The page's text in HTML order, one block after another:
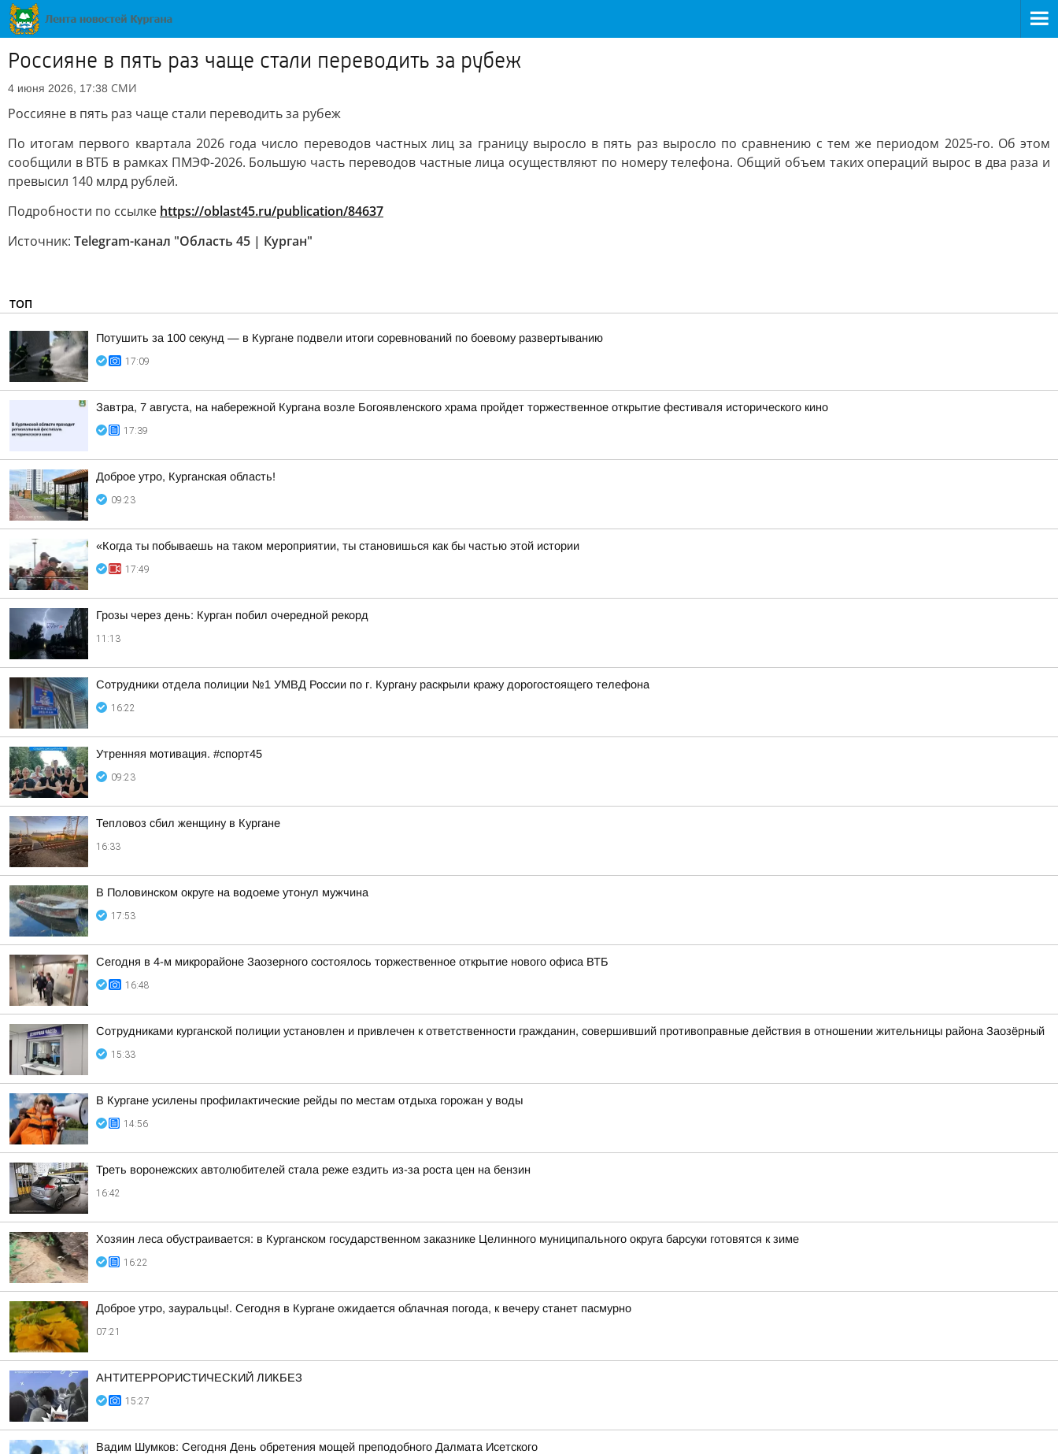
Россияне в пять раз чаще стали переводить за рубеж
4 июня 2026, 17:38 СМИ
Россияне в пять раз чаще стали переводить за рубеж
По итогам первого квартала 2026 года число переводов частных лиц за границу выросло в пять раз выросло по сравнению с тем же периодом 2025-го. Об этом
сообщили в ВТБ в рамках ПМЭФ-2026. Большую часть переводов частные лица осуществляют по номеру телефона. Общий объем таких операций вырос в два раза и
превысил 140 млрд рублей.
Подробности по ссылке https://oblast45.ru/publication/84637
Источник: Telegram-канал "Область 45 | Курган"
ТОП
Потушить за 100 секунд — в Кургане подвели итоги соревнований по боевому развертыванию
17:09
Завтра, 7 августа, на набережной Кургана возле Богоявленского храма пройдет торжественное открытие фестиваля исторического кино
17:39
Доброе утро, Курганская область!
09:23
«Когда ты побываешь на таком мероприятии, ты становишься как бы частью этой истории
17:49
Грозы через день: Курган побил очередной рекорд
11:13
Сотрудники отдела полиции №1 УМВД России по г. Кургану раскрыли кражу дорогостоящего телефона
16:22
Утренняя мотивация. #спорт45
09:23
Тепловоз сбил женщину в Кургане
16:33
В Половинском округе на водоеме утонул мужчина
17:53
Сегодня в 4-м микрорайоне Заозерного состоялось торжественное открытие нового офиса ВТБ
16:48
Сотрудниками курганской полиции установлен и привлечен к ответственности гражданин, совершивший противоправные действия в отношении жительницы района Заозёрный
15:33
В Кургане усилены профилактические рейды по местам отдыха горожан у воды
14:56
Треть воронежских автолюбителей стала реже ездить из-за роста цен на бензин
16:42
Хозяин леса обустраивается: в Курганском государственном заказнике Целинного муниципального округа барсуки готовятся к зиме
16:22
Доброе утро, зауральцы!. Сегодня в Кургане ожидается облачная погода, к вечеру станет пасмурно
07:21
АНТИТЕРРОРИСТИЧЕСКИЙ ЛИКБЕЗ
15:27
Вадим Шумков: Сегодня День обретения мощей преподобного Далмата Исетского